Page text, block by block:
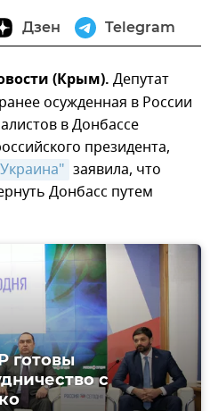
Дзен Telegram
(Крым). Депутат
осужденная в России
в Донбассе
президента,
заявила, что
Донбасс путем
готовы
с